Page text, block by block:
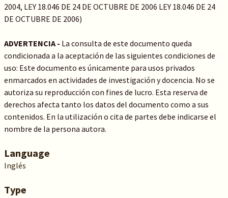
2004, LEY 18.046 DE 24 DE OCTUBRE DE 2006 LEY 18.046 DE 24
DE OCTUBRE DE 2006)
ADVERTENCIA - La consulta de este documento queda
condicionada a la aceptación de las siguientes condiciones de
uso: Este documento es únicamente para usos privados
enmarcados en actividades de investigación y docencia. No se
autoriza su reproducción con fines de lucro. Esta reserva de
derechos afecta tanto los datos del documento como a sus
contenidos. En la utilización o cita de partes debe indicarse el
nombre de la persona autora.
Language
Inglés
Type